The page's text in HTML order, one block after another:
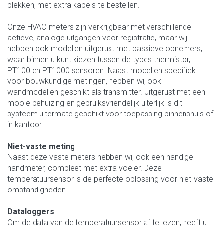
plekken, met extra kabels te bestellen.
Onze HVAC-meters zijn verkrijgbaar met verschillende
actieve, analoge uitgangen voor registratie, maar wij
hebben ook modellen uitgerust met passieve opnemers,
waar binnen u kunt kiezen tussen de types thermistor,
PT100 en PT1000 sensoren. Naast modellen specifiek
voor bouwkundige metingen, hebben wij ook
wandmodellen geschikt als transmitter. Uitgerust met een
mooie behuizing en gebruiksvriendelijk uiterlijk is dit
systeem uitermate geschikt voor toepassing binnenshuis of
in kantoor.
Niet-vaste meting
Naast deze vaste meters hebben wij ook een handige
handmeter, compleet met extra voeler. Deze
temperatuursensor is de perfecte oplossing voor niet-vaste
omstandigheden.
Dataloggers
Om de data van de temperatuursensor af te lezen, heeft u